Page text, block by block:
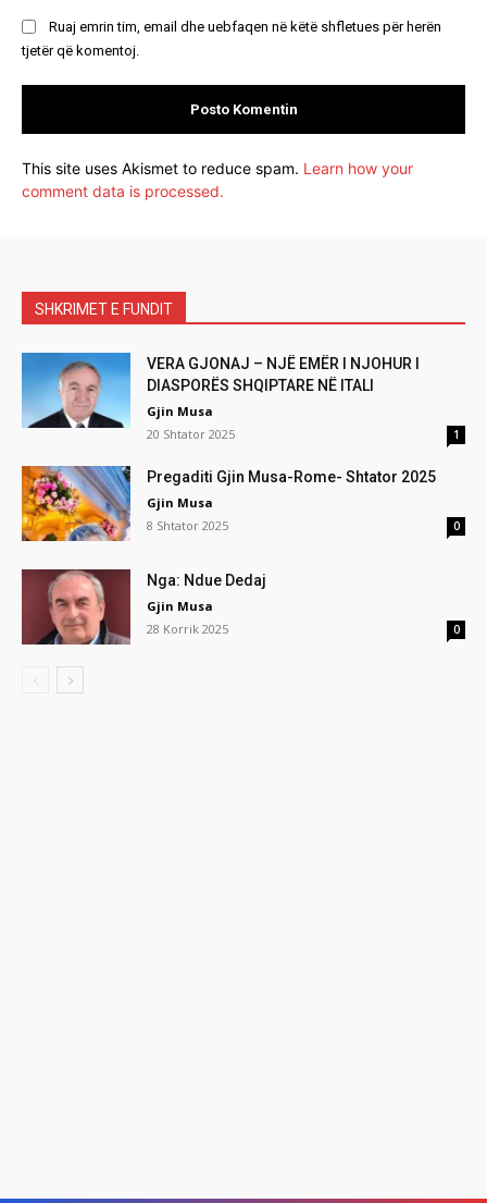
Ruaj emrin tim, email dhe uebfaqen në këtë shfletues për herën
tjetër që komentoj.
This site uses Akismet to reduce spam. Learn how your
comment data is processed.
SHKRIMET E FUNDIT
VERA GJONAJ – NJË EMËR I NJOHUR I
DIASPORËS SHQIPTARE NË ITALI
Gjin Musa
20 Shtator 2025
1
Pregaditi Gjin Musa-Rome- Shtator 2025
Gjin Musa
8 Shtator 2025
0
Nga: Ndue Dedaj
Gjin Musa
28 Korrik 2025
0